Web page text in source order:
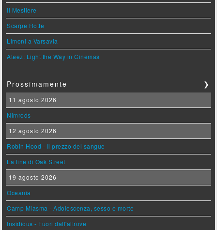
Il Mestiere
Scarpe Rotte
Limoni a Varsavia
Ateez: Light the Way in Cinemas
Prossimamente ❯
11 agosto 2026
Nimrods
12 agosto 2026
Robin Hood - Il prezzo del sangue
La fine di Oak Street
19 agosto 2026
Oceania
Camp Miasma - Adolescenza, sesso e morte
Insidious - Fuori dall'altrove